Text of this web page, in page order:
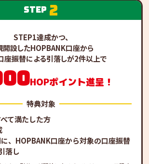
step 2
STEP1達成かつ、
開設したHOPBANK口座から
座振替による引落しが2件以上で
HOPポイント進呈！
特典対象
て満たした方
、HOPBANK口座から対象の口座振替
落し